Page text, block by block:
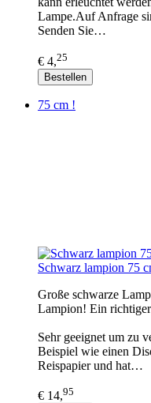
Lampe.Auf Anfrage
Senden Sie…
€ 4,25
Bestellen
75 cm !
Schwarz lampion 75
Große schwarze
Lampion! Ein
Sehr geeignet um zu
Beispiel wie einen
Reispapier und hat…
€ 14,95